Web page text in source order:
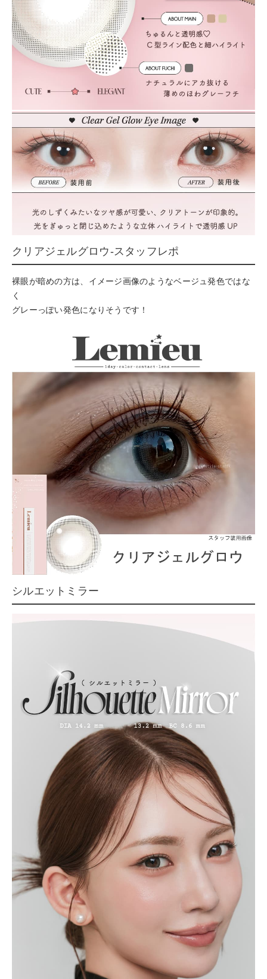
クリアジェルグロウ-スタッフレポ
裸眼が暗めの方は、イメージ画像のようなベージュ発色ではな
く
グレーっぽい発色になりそうです！
シルエットミラー